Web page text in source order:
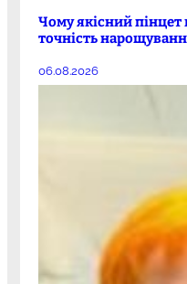
Чому якісний пінцет
точність
06.08.2026